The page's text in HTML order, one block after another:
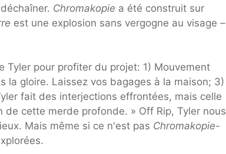
Chromakopie a été construit sur
est une explosion sans vergogne au visage –
Tyler pour profiter du projet: 1) Mouvement
la gloire. Laissez vos bagages à la maison; 3)
fait des interjections effrontées, mais celle
cette merde profonde. » Off Rip, Tyler nous
Mais même si ce n'est pas Chromakopie-